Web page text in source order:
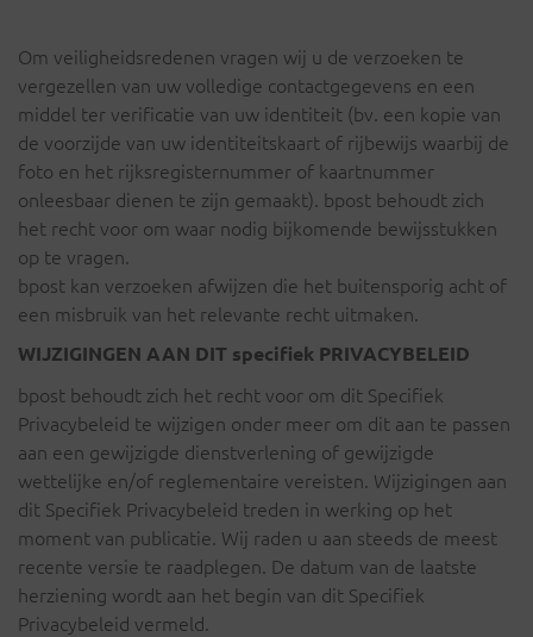
Om veiligheidsredenen vragen wij u de verzoeken te
vergezellen van uw volledige contactgegevens en een
middel ter verificatie van uw identiteit (bv. een kopie van
de voorzijde van uw identiteitskaart of rijbewijs waarbij de
foto en het rijksregisternummer of kaartnummer
onleesbaar dienen te zijn gemaakt). bpost behoudt zich
het recht voor om waar nodig bijkomende bewijsstukken
op te vragen.
bpost kan verzoeken afwijzen die het buitensporig acht of
een misbruik van het relevante recht uitmaken.
WIJZIGINGEN AAN DIT specifiek PRIVACYBELEID
bpost behoudt zich het recht voor om dit Specifiek
Privacybeleid te wijzigen onder meer om dit aan te passen
aan een gewijzigde dienstverlening of gewijzigde
wettelijke en/of reglementaire vereisten. Wijzigingen aan
dit Specifiek Privacybeleid treden in werking op het
moment van publicatie. Wij raden u aan steeds de meest
recente versie te raadplegen. De datum van de laatste
herziening wordt aan het begin van dit Specifiek
Privacybeleid vermeld.